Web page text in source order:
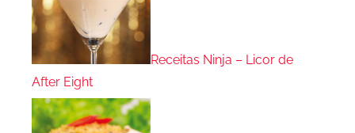
Receitas Ninja – Licor de
After Eight